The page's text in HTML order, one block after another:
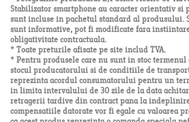
Stabilizator smartphone au caracter orientativ si
sunt incluse in pachetul standard al
sunt informative, pot fi modificate fara
obligativitate contractuala.
* Toate preturile afisate pe site includ TVA.
* Pentru produsele care nu sunt in stoc
stocul producatorului si de conditiile de
reprezinta acordul consumatorului pentru un
in limita intervalului de 30 zile de la data
retragerii tardive din contract pana la
compensatiile datorate vor fi egale cu valoarea